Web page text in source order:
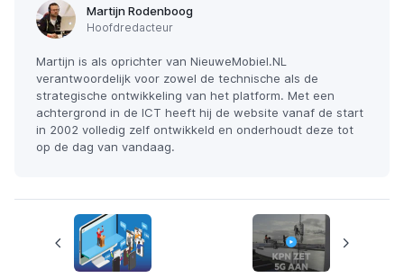
Martijn Rodenboog
Hoofdredacteur
Martijn is als oprichter van NieuweMobiel.NL
verantwoordelijk voor zowel de technische als de
strategische ontwikkeling van het platform. Met een
achtergrond in de ICT heeft hij de website vanaf de start
in 2002 volledig zelf ontwikkeld en onderhoudt deze tot
op de dag van vandaag.